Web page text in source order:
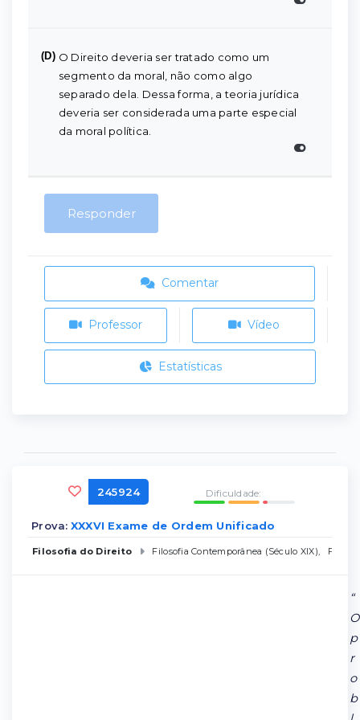
(D) O Direito deveria ser tratado como um
segmento da moral, não como algo
separado dela. Dessa forma, a teoria jurídica
deveria ser considerada uma parte especial
da moral política.
Responder
Comentar
Professor Vídeo
Estatísticas
245924 Dificuldade:
Prova: XXXVI Exame de Ordem Unificado
Filosofia do Direito Filosofia Contemporânea (Século XIX),
“
O
p
r
o
b